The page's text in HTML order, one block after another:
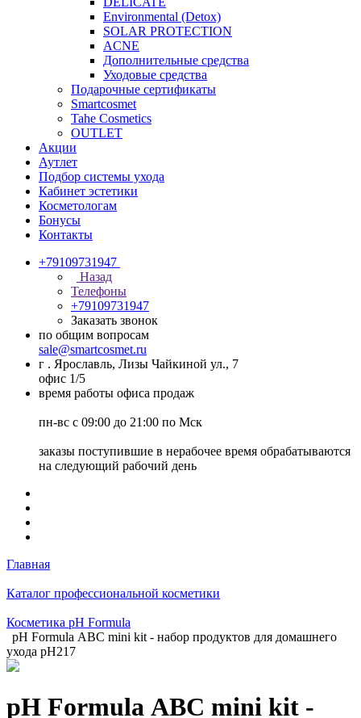
Environmental (Detox)
SOLAR PROTECTION
АCNE
Дополнительные средства
Уходовые средства
Подарочные сертификаты
Smartcosmet
Tahe Cosmetics
OUTLET
Акции
Аутлет
Подбор системы ухода
Кабинет эстетики
Косметологам
Бонусы
Контакты
+79109731947
Назад
Телефоны
+79109731947
Заказать звонок
по общим вопросам
sale@smartcosmet.ru
г . Ярославль, Лизы Чайкиной ул., 7
офис 1/5
время работы офиса продаж
пн-вс с 09:00 до 21:00 по Мск
заказы поступившие в нерабочее время обрабатываются
на следующий рабочий день
Главная
Каталог профессиональной косметики
Косметика pH Formula
pH Formula АВС mini kit - набор продуктов для домашнего
ухода pH217
pH Formula АВС mini kit -